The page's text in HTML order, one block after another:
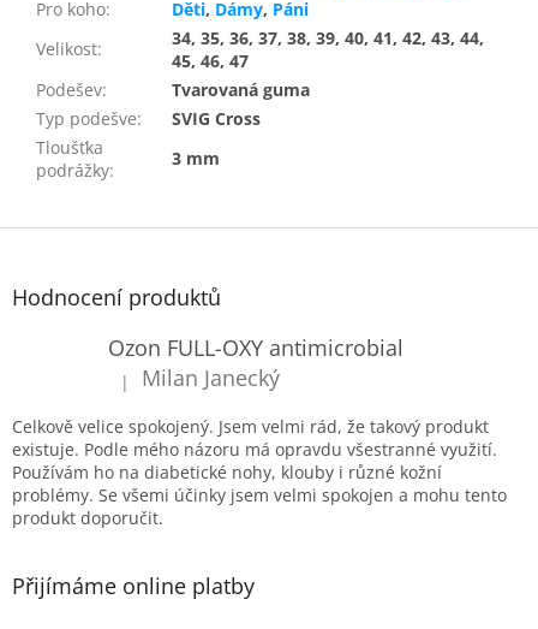
Pro koho: Děti, Dámy, Páni
Velikost:
34, 35, 36, 37, 38, 39, 40, 41, 42, 43, 44,
45, 46, 47
Podešev:
Tvarovaná guma
Typ podešve:
SVIG Cross
Tloušťka
podrážky:
3 mm
Z
Hodnocení produktů
Ozon FULL-OXY antimicrobial
Hodnocení produktu je 5 z 5 hvězdiček.
| Milan Janecký
Celkově velice spokojený. Jsem velmi rád, že takový produkt
existuje. Podle mého názoru má opravdu všestranné využití.
Používám ho na diabetické nohy, klouby i různé kožní
problémy. Se všemi účinky jsem velmi spokojen a mohu tento
produkt doporučit.
Přijímáme online platby